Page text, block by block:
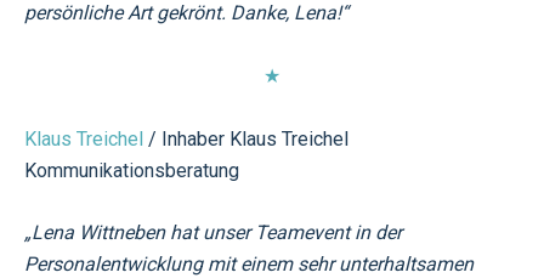
persönliche Art gekrönt. Danke, Lena!“
★
Klaus Treichel / Inhaber Klaus Treichel
Kommunikationsberatung
„Lena Wittneben hat unser Teamevent in der
Personalentwicklung mit einem sehr unterhaltsamen